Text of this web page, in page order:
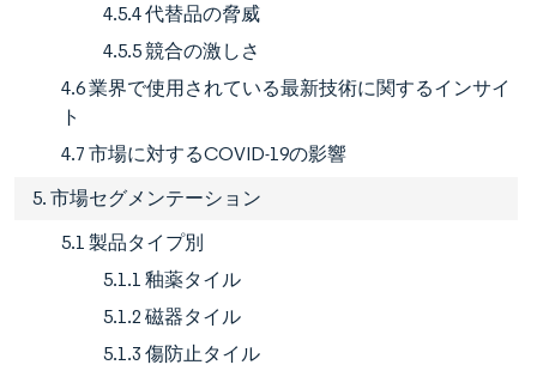
4.5.4 代替品の脅威
4.5.5 競合の激しさ
4.6 業界で使用されている最新技術に関するインサイ
ト
4.7 市場に対するCOVID-19の影響
5. 市場セグメンテーション
5.1 製品タイプ別
5.1.1 釉薬タイル
5.1.2 磁器タイル
5.1.3 傷防止タイル